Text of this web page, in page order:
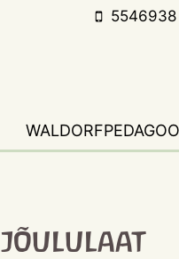
5546938
jõululaat